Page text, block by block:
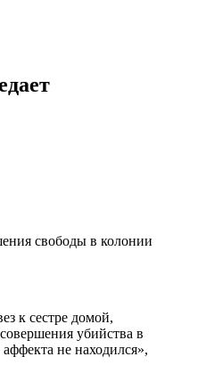
свободы в колонии
к сестре домой,
убийства в
не находился»,